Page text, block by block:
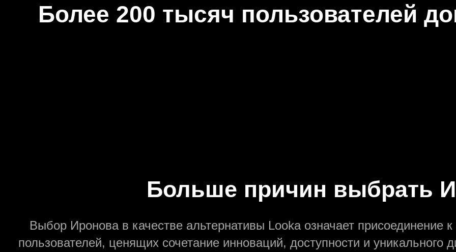
Более 200 тысяч пользователей
Больше причин выбрать
Выбор Иронова в качестве альтернативы Looka означает присоединение
пользователей, ценящих сочетание инноваций, доступности и уникального